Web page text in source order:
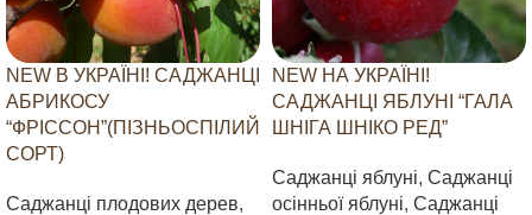
NEW В УКРАЇНІ! САДЖАНЦІ
АБРИКОСУ
“ФРІССОН”(ПІЗНЬОСПІЛИЙ
СОРТ)
Саджанці плодових дерев,
NEW НА УКРАЇНІ!
САДЖАНЦІ ЯБЛУНІ “ГАЛА
ШНІГА ШНІКО РЕД”
Саджанці яблуні, Саджанці
осінньої яблуні, Саджанці